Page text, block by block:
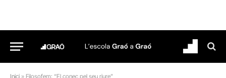
Inici » Filosofem: “El conec pel seu riure”